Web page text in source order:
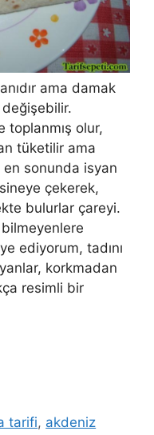
ama damak
toplanmış olur,
an tüketilir ama
en sonunda isyan
çekerek,
bulurlar çareyi.
bilmeyenlere
ediyorum, tadını
korkmadan
resimli bir
tarifi, akdeniz